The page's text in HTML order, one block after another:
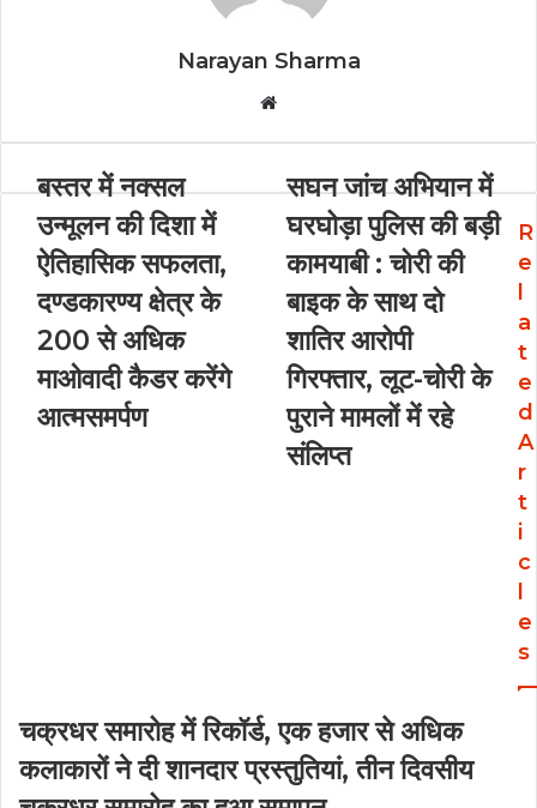
Narayan Sharma
s
बस्तर में नक्सल
उन्मूलन की दिशा में
ऐतिहासिक सफलता,
दण्डकारण्य क्षेत्र के
200 से अधिक
माओवादी कैडर करेंगे
आत्मसमर्पण
सघन जांच अभियान में
घरघोड़ा पुलिस की बड़ी
कामयाबी : चोरी की
बाइक के साथ दो
शातिर आरोपी
गिरफ्तार, लूट-चोरी के
पुराने मामलों में रहे
संलिप्त
R
e
l
a
t
e
d
A
r
t
i
c
l
e
s
चक्रधर समारोह में रिकॉर्ड, एक हजार से अधिक
कलाकारों ने दी शानदार प्रस्तुतियां, तीन दिवसीय